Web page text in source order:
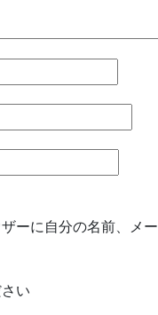
ーに自分の名前、メー
い